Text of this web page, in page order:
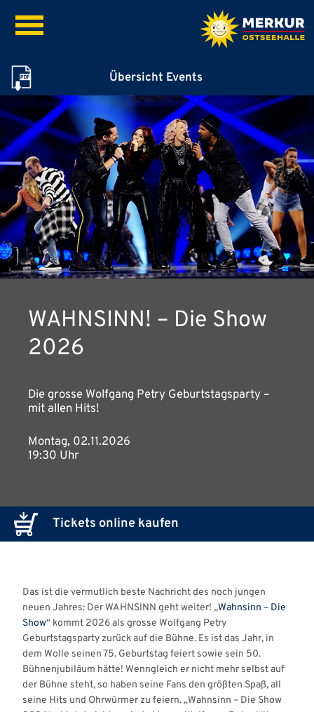
Übersicht Events
WAHNSINN! – Die Show
2026
Die grosse Wolfgang Petry Geburtstagsparty –
mit allen Hits!
Montag, 02.11.2026
19:30 Uhr
Tickets online kaufen
Das ist die vermutlich beste Nachricht des noch jungen
neuen Jahres: Der WAHNSINN geht weiter! „Wahnsinn – Die
Show“ kommt 2026 als grosse Wolfgang Petry
Geburtstagsparty zurück auf die Bühne. Es ist das Jahr, in
dem Wolle seinen 75. Geburtstag feiert sowie sein 50.
Bühnenjubiläum hätte! Wenngleich er nicht mehr selbst auf
der Bühne steht, so haben seine Fans den größten Spaß, all
seine Hits und Ohrwürmer zu feiern. „Wahnsinn – Die Show